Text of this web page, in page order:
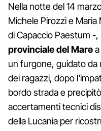
Nella notte del 14
Michele Pirozzi e
di Capaccio Paestum -
provinciale del Mare
un furgone, guidato da
dei ragazzi, dopo
bordo strada e
accertamenti tecnici
della Lucania per